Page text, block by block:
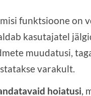
funktsioone on
kasutajatel
muudatusi,
varakult.
hoiatusi ,